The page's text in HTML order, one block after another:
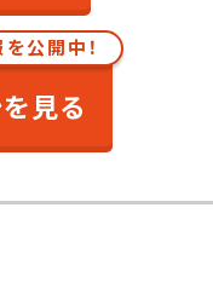
公開中！
見る